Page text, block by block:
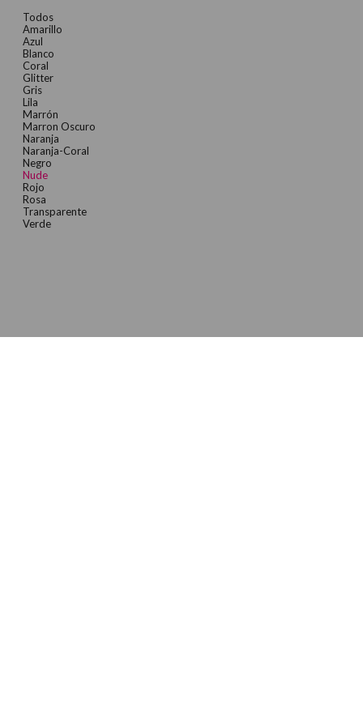
Todos
Amarillo
Azul
Blanco
Coral
Glitter
Gris
Lila
Marrón
Marron Oscuro
Naranja
Naranja-Coral
Negro
Nude
Rojo
Rosa
Transparente
Verde